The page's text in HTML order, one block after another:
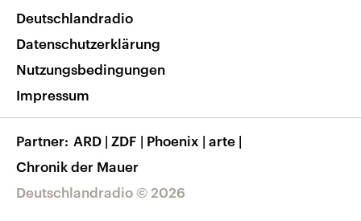
Nachrichten App
Frequenzen
Veranstaltungen
Musikliste
RSS
Barrierefreiheit
Deutschlandradio © 2026
Deutschlandradio
Datenschutzerklärung
Nutzungsbedingungen
Impressum
Partner ARD | ZDF | Phoenix | arte |
Chronik der Mauer